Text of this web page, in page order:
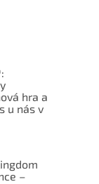
hra a
u nás v
–